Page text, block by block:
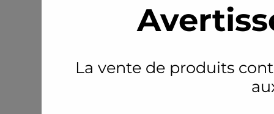
La vente de produits